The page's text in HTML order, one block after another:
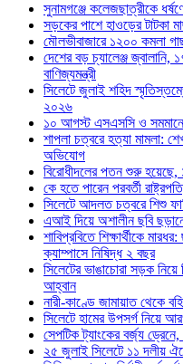
সুনামগঞ্জে কলেজছাত্রীকে
সড়কের পাশে হাওড়ের টাটকা
মৌলভীবাজারে ১২০০ কমলা
দেশের বড় চ্যালেঞ্জ
বাণিজ্যমন্ত্রী
সিলেটে জুলাই শহিদ
২০২৬
১০ আগস্ট এসএসসি ও
শাপলা চত্বরে হত্যা মামলা:
অভিযোগ
বিরোধীদলের পতন শুরু হয়েছে,
কে হতে পারেন পরবর্তী
সিলেটে আদলত চত্বরে শিশু
এআই দিয়ে অশালীন ছবি
শাবিপ্রবিতে শিক্ষার্থীকে
ক্যাম্পাসে নিষিদ্ধ ২ বছর
সিলেটের ভাঙাচোরা সড়ক
আহ্বান
নারী-কাণ্ডে জামায়াত থেকে
সিলেটে হামের উপসর্গ নিয়ে
সেপটিক ট্যাংকের বর্জ্য
২৫ জুলাই সিলেটে ১১ দলীয়